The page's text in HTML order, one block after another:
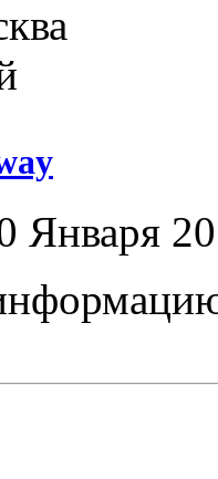
Января